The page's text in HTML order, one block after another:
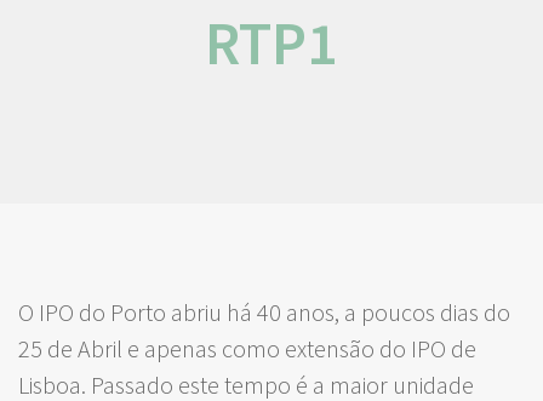
RTP1
O IPO do Porto abriu há 40 anos, a poucos dias do
25 de Abril e apenas como extensão do IPO de
Lisboa. Passado este tempo é a maior unidade